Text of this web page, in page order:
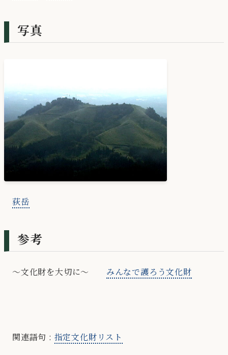
写真
荻岳
参考
～文化財を大切に～ みんなで護ろう文化財
関連語句 : 指定文化財リスト